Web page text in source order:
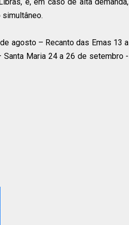
simultâneo.
agosto – Recanto das Emas 13 a
Maria 24 a 26 de setembro -